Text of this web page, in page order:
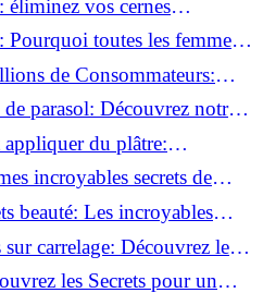
éliminez vos cernes
toutes les femmes
de Consommateurs:
fond de teint pour votre
parasol: Découvrez notre
du plâtre:
intérieur parfait!
incroyables secrets de
beauté: Les incroyables
carrelage: Découvrez les
les Secrets pour un